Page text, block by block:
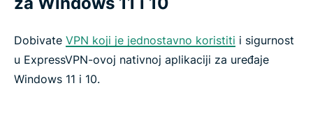
Dobivate VPN koji je jednostavno koristiti i sigurnost
u ExpressVPN-ovoj nativnoj aplikaciji za uređaje
Windows 11 i 10.